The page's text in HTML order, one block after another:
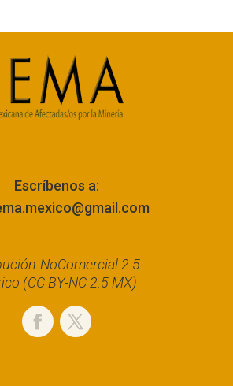
Escríbenos a:
NoComercial 2.5
(CC BY-NC 2.5 MX)